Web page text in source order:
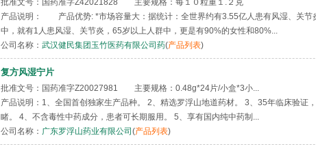
产品说明： 产品优势: *市场容量大：据统计：全世界约有3.55亿人患有风湿、关节
中，就有1人患风湿、关节炎，65岁以上人群中，更是有90%的女性和80%...
公司名称： 武汉健民集团玉竹医药有限公司药(产品列表)
复方风湿宁片
批准文号：国药准字Z20027981 主要规格：0.48g*24片/小盒*3小...
产品说明：1、全国首创独家生产品种。 2、精选罗浮山地道药材。 3、35年临床验证
睹。 4、不含毒性中药成分，患者可长期服用。 5、享有国内纯中药制...
公司名称： 广东罗浮山药业有限公司(产品列表)